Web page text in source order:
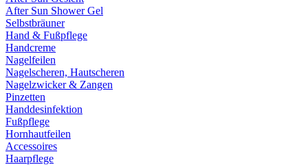
After Sun Shower Gel
Selbstbräuner
Hand & Fußpflege
Handcreme
Nagelfeilen
Nagelscheren, Hautscheren
Nagelzwicker & Zangen
Pinzetten
Handdesinfektion
Fußpflege
Hornhautfeilen
Accessoires
Haarpflege